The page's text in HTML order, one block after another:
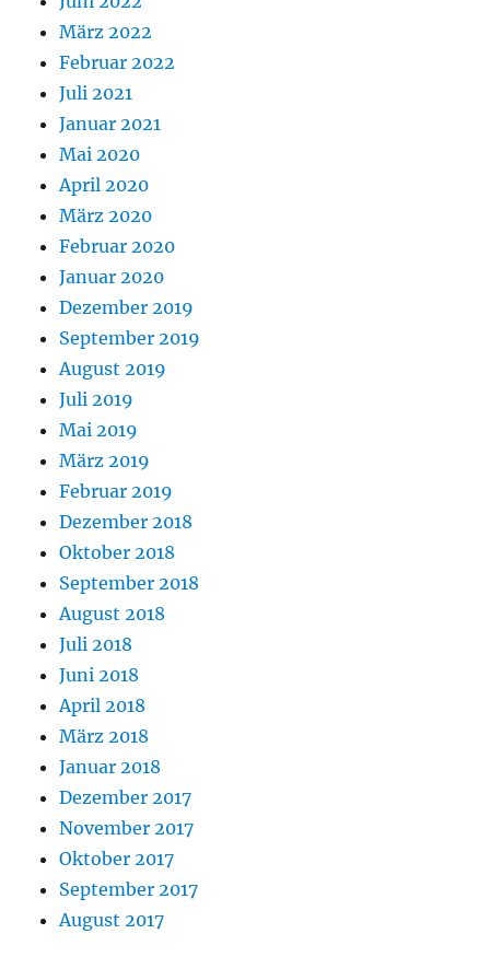
März 2022
Februar 2022
Juli 2021
Januar 2021
Mai 2020
April 2020
März 2020
Februar 2020
Januar 2020
Dezember 2019
September 2019
August 2019
Juli 2019
Mai 2019
März 2019
Februar 2019
Dezember 2018
Oktober 2018
September 2018
August 2018
Juli 2018
Juni 2018
April 2018
März 2018
Januar 2018
Dezember 2017
November 2017
Oktober 2017
September 2017
August 2017